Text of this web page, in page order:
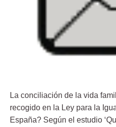
La conciliación de la vida
recogido en la Ley para la
España? Según el estudio